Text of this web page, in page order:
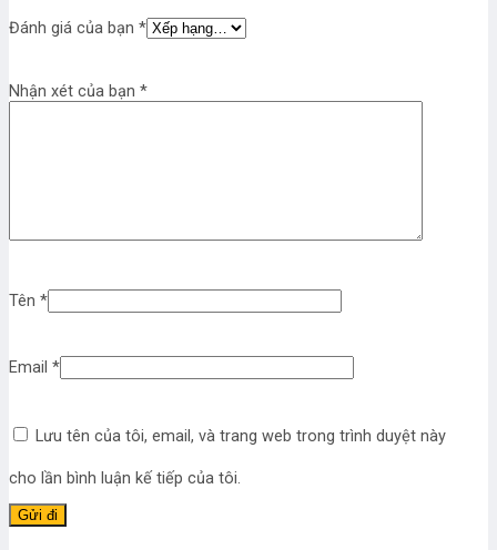
Đánh giá của bạn *
Nhận xét của bạn *
Tên *
Email *
Lưu tên của tôi, email, và trang web trong trình duyệt này
cho lần bình luận kế tiếp của tôi.